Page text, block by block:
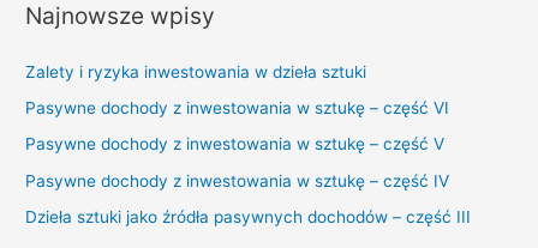
Najnowsze wpisy
Zalety i ryzyka inwestowania w dzieła sztuki
Pasywne dochody z inwestowania w sztukę – część VI
Pasywne dochody z inwestowania w sztukę – część V
Pasywne dochody z inwestowania w sztukę – część IV
Dzieła sztuki jako źródła pasywnych dochodów – część III